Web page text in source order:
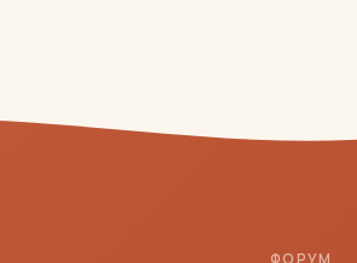
ФОРУМ